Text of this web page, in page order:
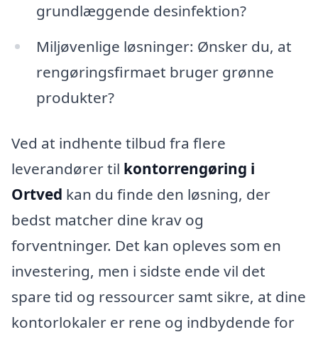
grundlæggende desinfektion?
Miljøvenlige løsninger: Ønsker du, at
rengøringsfirmaet bruger grønne
produkter?
Ved at indhente tilbud fra flere
leverandører til kontorrengøring i
Ortved kan du finde den løsning, der
bedst matcher dine krav og
forventninger. Det kan opleves som en
investering, men i sidste ende vil det
spare tid og ressourcer samt sikre, at dine
kontorlokaler er rene og indbydende for